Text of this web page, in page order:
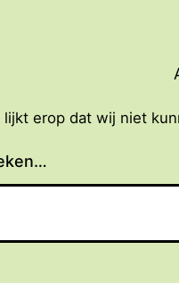
lijkt erop dat wij niet